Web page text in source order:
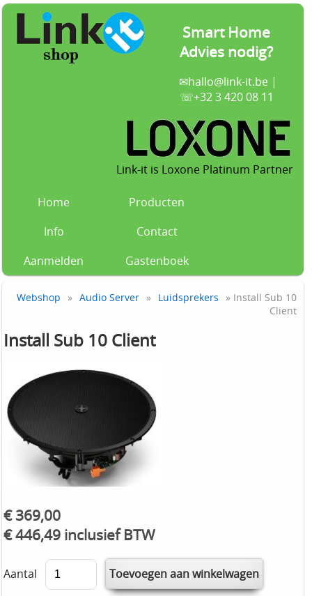
Smart Home
Advies nodig?
✉hallo@link-it.be|
☏+32 3 420 08 11
Link-it is Loxone Platinum Partner
Home
Producten
Info
Contact
Aanmelden
Gastenboek
Webshop » Audio Server » Luidsprekers
» Install Sub 10
Client
Install Sub 10 Client
€ 369,00
€ 446,49 inclusief BTW
Aantal